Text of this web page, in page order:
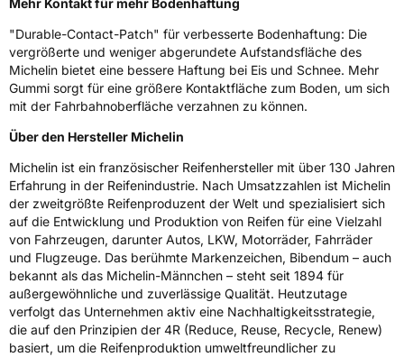
Ferrand Frankreich, contact@tc.michelin.eu
Mehr Kontakt für mehr Bodenhaftung
"Durable-Contact-Patch" für verbesserte Bodenhaftung: Die
vergrößerte und weniger abgerundete Aufstandsfläche des
Michelin bietet eine bessere Haftung bei Eis und Schnee. Mehr
Gummi sorgt für eine größere Kontaktfläche zum Boden, um sich
mit der Fahrbahnoberfläche verzahnen zu können.
Über den Hersteller Michelin
Michelin ist ein französischer Reifenhersteller mit über 130 Jahren
Erfahrung in der Reifenindustrie. Nach Umsatzzahlen ist Michelin
der zweitgrößte Reifenproduzent der Welt und spezialisiert sich
auf die Entwicklung und Produktion von Reifen für eine Vielzahl
von Fahrzeugen, darunter Autos, LKW, Motorräder, Fahrräder
und Flugzeuge. Das berühmte Markenzeichen, Bibendum – auch
bekannt als das Michelin-Männchen – steht seit 1894 für
außergewöhnliche und zuverlässige Qualität. Heutzutage
verfolgt das Unternehmen aktiv eine Nachhaltigkeitsstrategie,
die auf den Prinzipien der 4R (Reduce, Reuse, Recycle, Renew)
basiert, um die Reifenproduktion umweltfreundlicher zu